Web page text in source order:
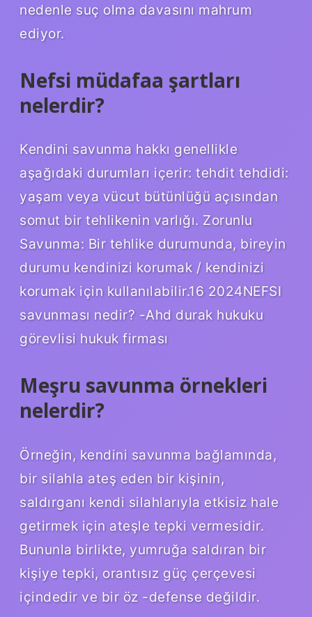
nedenle suç olma davasını mahrum
ediyor.
Nefsi müdafaa şartları
nelerdir?
Kendini savunma hakkı genellikle
aşağıdaki durumları içerir: tehdit tehdidi:
yaşam veya vücut bütünlüğü açısından
somut bir tehlikenin varlığı. Zorunlu
Savunma: Bir tehlike durumunda, bireyin
durumu kendinizi korumak / kendinizi
korumak için kullanılabilir.16 2024NEFSI
savunması nedir? -Ahd durak hukuku
görevlisi hukuk firması
Meşru savunma örnekleri
nelerdir?
Örneğin, kendini savunma bağlamında,
bir silahla ateş eden bir kişinin,
saldırganı kendi silahlarıyla etkisiz hale
getirmek için ateşle tepki vermesidir.
Bununla birlikte, yumruğa saldıran bir
kişiye tepki, orantısız güç çerçevesi
içindedir ve bir öz -defense değildir.